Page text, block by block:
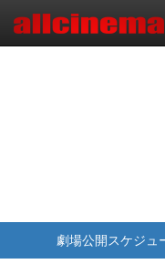
劇場公開スケジュ